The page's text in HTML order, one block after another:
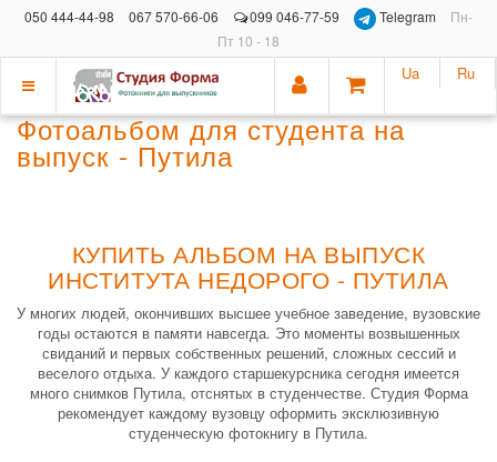
050 444-44-98 067 570-66-06 099 046-77-59 Telegram
Пн-
Пт 10 - 18
Показать
меню
Ua Ru
Фотоальбом для студента на
выпуск - Путила
КУПИТЬ АЛЬБОМ НА ВЫПУСК
ИНСТИТУТА НЕДОРОГО - ПУТИЛА
У многих людей, окончивших высшее учебное заведение, вузовские
годы остаются в памяти навсегда. Это моменты возвышенных
свиданий и первых собственных решений, сложных сессий и
веселого отдыха. У каждого старшекурсника сегодня имеется
много снимков Путила, отснятых в студенчестве. Студия Форма
рекомендует каждому вузовцу оформить эксклюзивную
студенческую фотокнигу в Путила.